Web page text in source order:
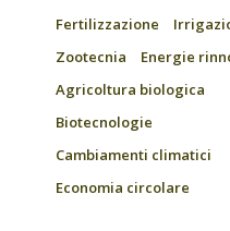
Fertilizzazione
Zootecnia
Energie
Agricoltura biologica
Biotecnologie
Cambiamenti climatici
Economia circolare